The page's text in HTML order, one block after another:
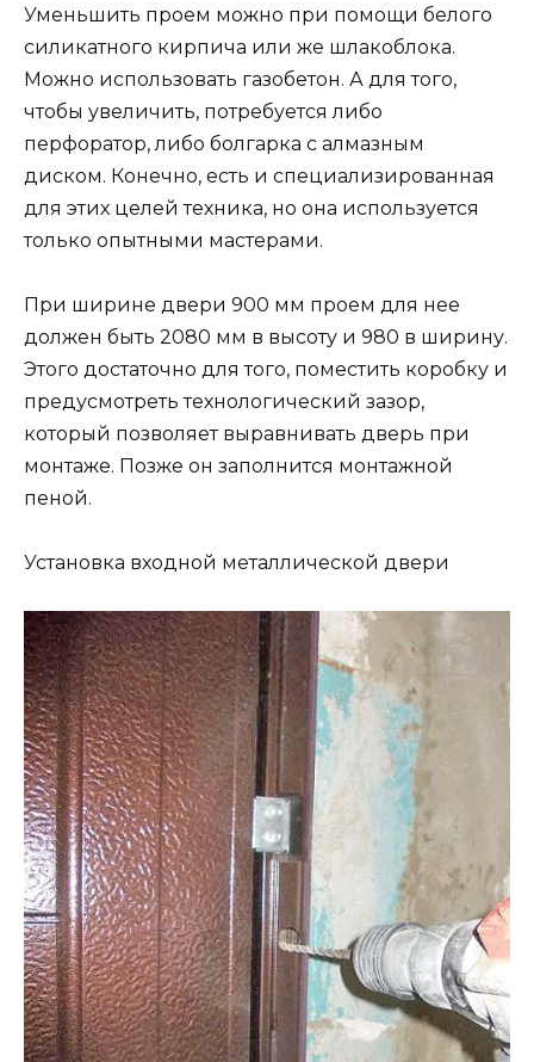
Уменьшить проем можно при помощи белого
силикатного кирпича или же шлакоблока.
Можно использовать газобетон. А для того,
чтобы увеличить, потребуется либо
перфоратор, либо болгарка с алмазным
диском. Конечно, есть и специализированная
для этих целей техника, но она используется
только опытными мастерами.
При ширине двери 900 мм проем для нее
должен быть 2080 мм в высоту и 980 в ширину.
Этого достаточно для того, поместить коробку и
предусмотреть технологический зазор,
который позволяет выравнивать дверь при
монтаже. Позже он заполнится монтажной
пеной.
Установка входной металлической двери